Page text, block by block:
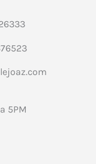
5PM